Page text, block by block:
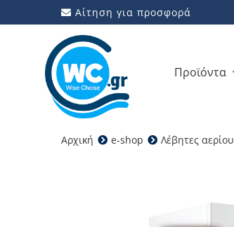
στο
περιεχόμενο
Αίτηση για προσφορά
Προϊόντα
Αρχική e-shop Λέβητες αερίου